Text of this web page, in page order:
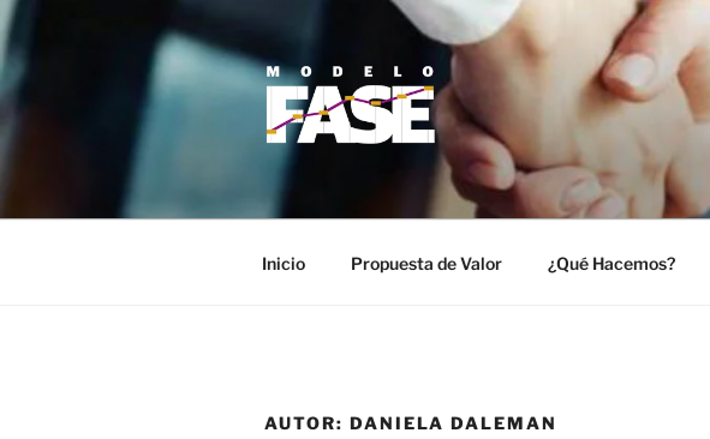
Saltar
al
contenido
MODELO FASE
Modelo de Acompañamiento Financiero y
Inicio Propuesta de Valor ¿Qué Hacemos?
AUTOR: DANIELA DALEMAN